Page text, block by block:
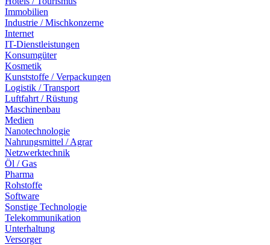
Immobilien
Industrie / Mischkonzerne
Internet
IT-Dienstleistungen
Konsumgüter
Kosmetik
Kunststoffe / Verpackungen
Logistik / Transport
Luftfahrt / Rüstung
Maschinenbau
Medien
Nanotechnologie
Nahrungsmittel / Agrar
Netzwerktechnik
Öl / Gas
Pharma
Rohstoffe
Software
Sonstige Technologie
Telekommunikation
Unterhaltung
Versorger